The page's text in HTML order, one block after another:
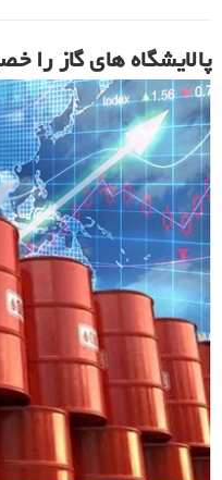
پالایشگاه های گاز را